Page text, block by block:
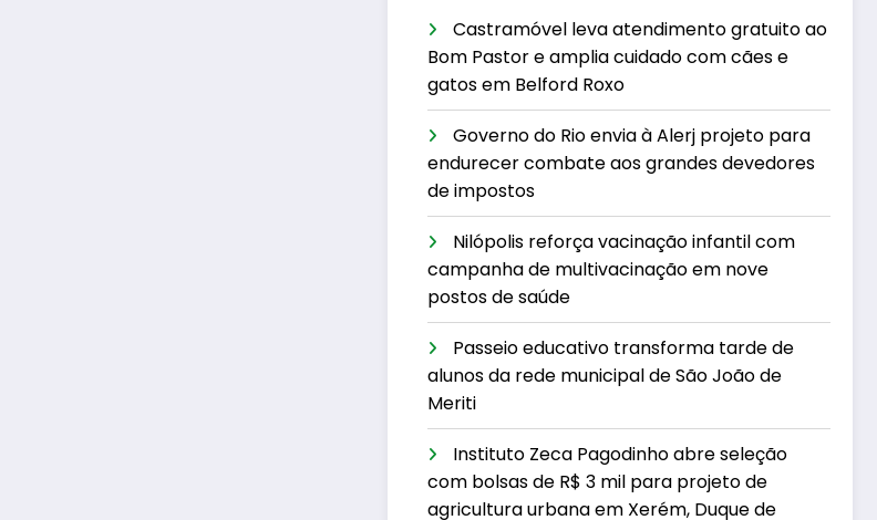
Castramóvel leva atendimento gratuito ao
Bom Pastor e amplia cuidado com cães e
gatos em Belford Roxo
Governo do Rio envia à Alerj projeto para
endurecer combate aos grandes devedores
de impostos
Nilópolis reforça vacinação infantil com
campanha de multivacinação em nove
postos de saúde
Passeio educativo transforma tarde de
alunos da rede municipal de São João de
Meriti
Instituto Zeca Pagodinho abre seleção
com bolsas de R$ 3 mil para projeto de
agricultura urbana em Xerém, Duque de